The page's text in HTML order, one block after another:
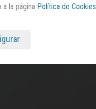
la página Política de Cookies